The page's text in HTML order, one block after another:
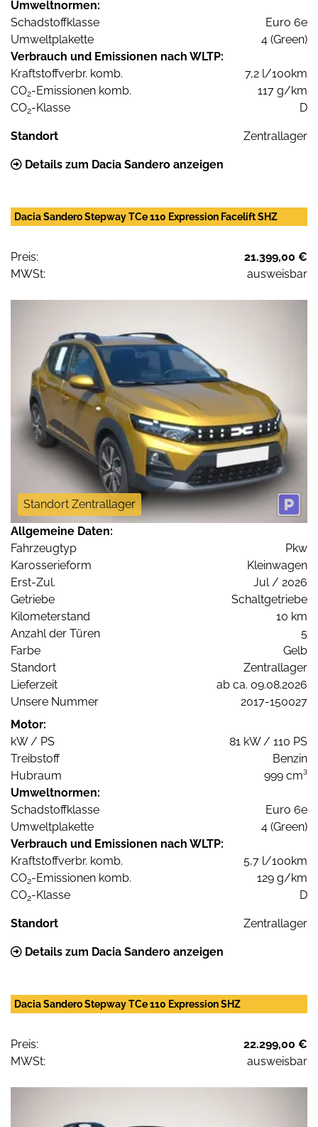
Umweltnormen:
Schadstoffklasse
Euro 6e
Umweltplakette
4 (Green)
Verbrauch und Emissionen nach WLTP:
Kraftstoffverbr. komb.
7,2 l/100km
CO2-Emissionen komb.
117 g/km
CO2-Klasse D
Standort Zentrallager
Details zum Dacia Sandero anzeigen
Dacia Sandero Stepway TCe 110 Expression Facelift SHZ
Preis:
21.399,00 €
MWSt:
ausweisbar
Standort Zentrallager
Allgemeine Daten:
Fahrzeugtyp
Pkw
Karosserieform
Kleinwagen
Erst-Zul.
Jul / 2026
Getriebe
Schaltgetriebe
Kilometerstand
10 km
Anzahl der Türen
5
Farbe
Gelb
Standort
Zentrallager
Lieferzeit
ab ca. 09.08.2026
Unsere Nummer
2017-150027
Motor:
kW / PS
81 kW / 110 PS
Treibstoff
Benzin
Hubraum
999 cm³
Umweltnormen:
Schadstoffklasse
Euro 6e
Umweltplakette
4 (Green)
Verbrauch und Emissionen nach WLTP:
Kraftstoffverbr. komb.
5,7 l/100km
CO2-Emissionen komb.
129 g/km
CO2-Klasse D
Standort Zentrallager
Details zum Dacia Sandero anzeigen
Dacia Sandero Stepway TCe 110 Expression SHZ
Preis:
22.299,00 €
MWSt:
ausweisbar